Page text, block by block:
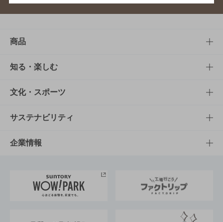
商品
商品TOP
商品一覧
商品発売情報
栄養成分一覧
知る・楽しむ
知る・楽しむTOP
キャンペーン
工場見学
地域情報
文化・スポーツ
文化・スポーツTOP
サントリーホール
サントリーサンバーズ大阪
サステナビリティ
サステナビリティTOP
サントリーが考えるサステナビリティ経営
企業情報
企業概要